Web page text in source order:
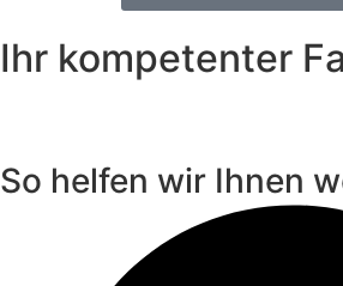
Ihr kompetenter
So helfen wir Ihnen